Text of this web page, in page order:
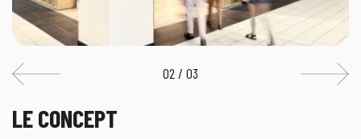
02 / 03
LE CONCEPT